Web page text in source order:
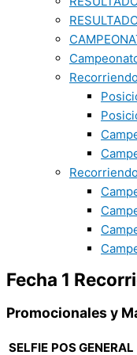
Fecha 1
Promocionales y
SELFIE POS GENERAL